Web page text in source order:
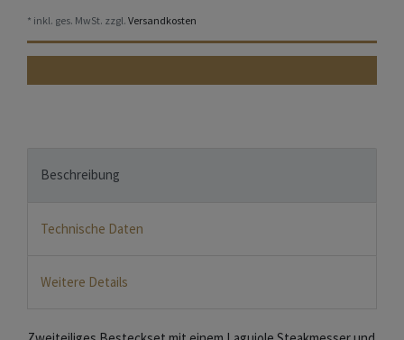
* inkl. ges. MwSt. zzgl. Versandkosten
Beschreibung
Technische Daten
Weitere Details